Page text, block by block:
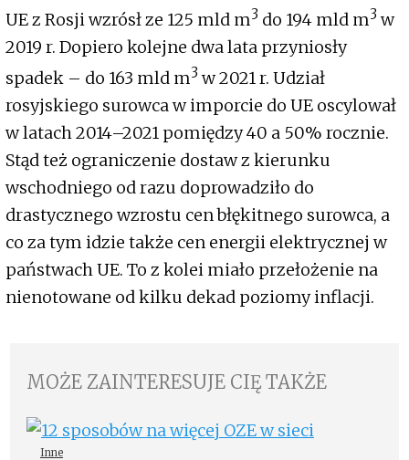
UE z Rosji wzrósł ze 125 mld m3 do 194 mld m3 w
2019 r. Dopiero kolejne dwa lata przyniosły
spadek – do 163 mld m3 w 2021 r. Udział
rosyjskiego surowca w imporcie do UE oscylował
w latach 2014–2021 pomiędzy 40 a 50% rocznie.
Stąd też ograniczenie dostaw z kierunku
wschodniego od razu doprowadziło do
drastycznego wzrostu cen błękitnego surowca, a
co za tym idzie także cen energii elektrycznej w
państwach UE. To z kolei miało przełożenie na
nienotowane od kilku dekad poziomy inflacji.
MOŻE ZAINTERESUJE CIĘ TAKŻE
Inne